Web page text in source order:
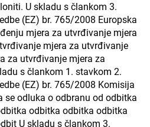
U skladu s člankom 3.
(EZ) br. 765/2008 Europska
mjera za utvrđivanje mjera
mjera za utvrđivanje
za utvrđivanje mjera za
s člankom 1. stavkom 2.
(EZ) br. 765/2008 Komisija
se odluka o odbranu od odbitka
odbitka odbitka odbitka
U skladu s člankom 3.